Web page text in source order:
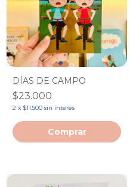
DÍAS DE CAMPO
$23.000
2 x $11.500 sin interés